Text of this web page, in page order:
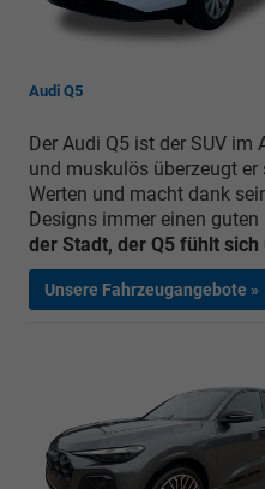
Audi Q5
Der Audi Q5 ist der SUV im
und muskulös überzeugt
Werten und macht dank
Designs immer einen guten
der Stadt, der Q5 fühlt
Unsere Fahrzeugangebote »